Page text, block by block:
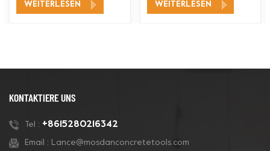
breites
WEITERLESEN
mit den Husqvarna Redi
WEITERLESEN
KONTAKTIERE UNS
Tel : +8615280216342
Email : Lance@mosdanconcretetools.com